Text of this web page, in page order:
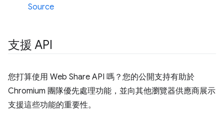
Source
支援 API
您打算使用 Web Share API 嗎？您的公開支持有助於
Chromium 團隊優先處理功能，並向其他瀏覽器供應商展示
支援這些功能的重要性。